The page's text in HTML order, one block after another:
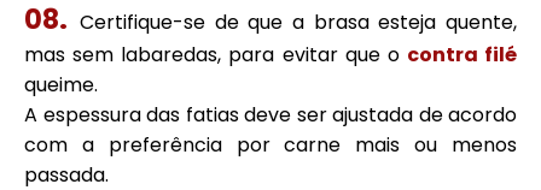
Certifique-se de que a brasa esteja quente,
mas sem labaredas, para evitar que o contra filé
queime.
A espessura das fatias deve ser ajustada de acordo
com a preferência por carne mais ou menos
passada.